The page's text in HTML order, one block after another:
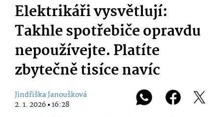
Elektrikáři vysvětlují:
Takhle spotřebiče opravdu
nepoužívejte. Platíte
zbytečně tisíce navíc
Jindřiška Janoušková
2. 1. 2026 ▪ 16:28